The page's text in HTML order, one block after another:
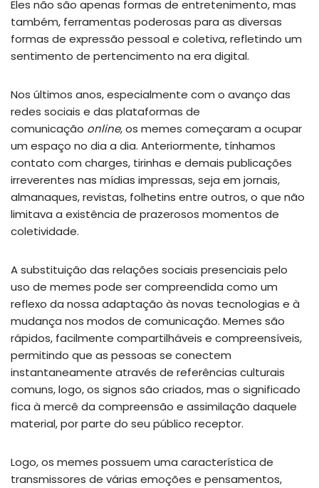
Eles não são apenas formas de entretenimento, mas
também, ferramentas poderosas para as diversas
formas de expressão pessoal e coletiva, refletindo um
sentimento de pertencimento na era digital.
Nos últimos anos, especialmente com o avanço das
redes sociais e das plataformas de
comunicação online, os memes começaram a ocupar
um espaço no dia a dia. Anteriormente, tínhamos
contato com charges, tirinhas e demais publicações
irreverentes nas mídias impressas, seja em jornais,
almanaques, revistas, folhetins entre outros, o que não
limitava a existência de prazerosos momentos de
coletividade.
A substituição das relações sociais presenciais pelo
uso de memes pode ser compreendida como um
reflexo da nossa adaptação às novas tecnologias e à
mudança nos modos de comunicação. Memes são
rápidos, facilmente compartilháveis e compreensíveis,
permitindo que as pessoas se conectem
instantaneamente através de referências culturais
comuns, logo, os signos são criados, mas o significado
fica à mercê da compreensão e assimilação daquele
material, por parte do seu público receptor.
Logo, os memes possuem uma característica de
transmissores de várias emoções e pensamentos,